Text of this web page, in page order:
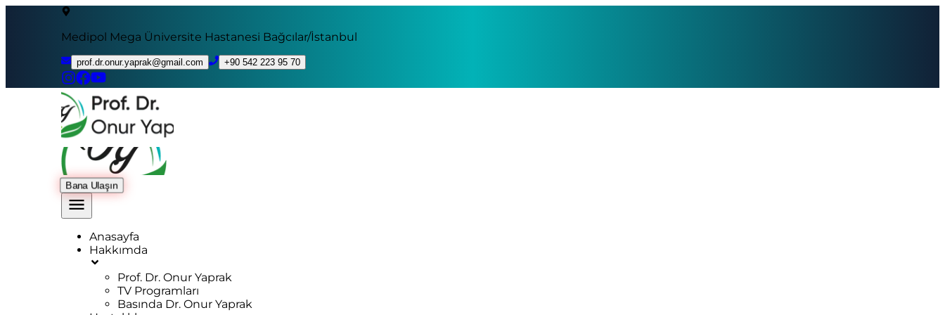
Medipol Mega Üniversite Hastanesi Bağcılar/İstanbul
prof.dr.onur.yaprak@gmail.com +90 542 223 95 70
Bana Ulaşın
Anasayfa
Hakkımda
Prof. Dr. Onur Yaprak
TV Programları
Basında Dr. Onur Yaprak